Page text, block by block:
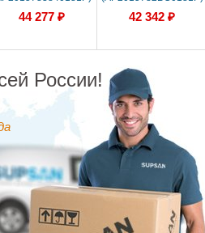
Aged Wood
44 277 ₽
Aged Wood
42 342 ₽
Душевой поддон
Roca Helios
графит
Душевой поддон
Roca Helios
(AP2015782BC0110P)
России!